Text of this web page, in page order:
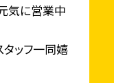
気に営業中
ッフ一同嬉